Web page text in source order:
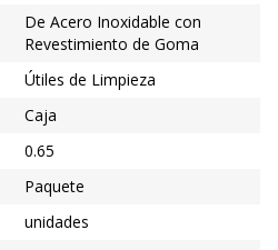
De Acero Inoxidable con
Revestimiento de Goma
Útiles de Limpieza
Caja
0.65
Paquete
unidades